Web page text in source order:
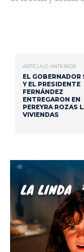
ARTÍCULO ANTERIOR
EL GOBERNADOR
Y EL PRESIDENTE
FERNÁNDEZ
ENTREGARON EN
PEREYRA ROZAS
VIVIENDAS